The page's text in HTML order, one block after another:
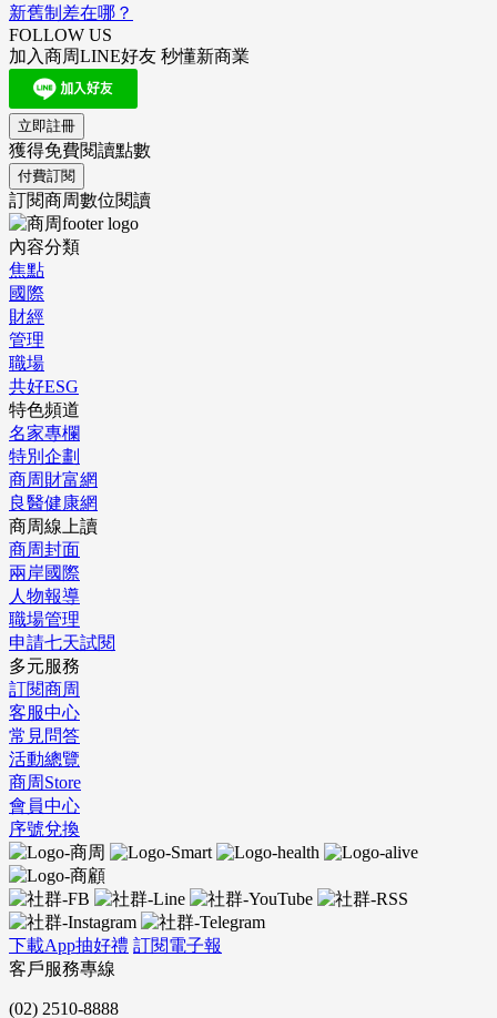
新舊制差在哪？
FOLLOW US
加入商周LINE好友 秒懂新商業
立即註冊
獲得免費閱讀點數
付費訂閱
訂閱商周數位閱讀
內容分類
焦點
國際
財經
管理
職場
共好ESG
特色頻道
名家專欄
特別企劃
商周財富網
良醫健康網
商周線上讀
商周封面
兩岸國際
人物報導
職場管理
申請七天試閱
多元服務
訂閱商周
客服中心
常見問答
活動總覽
商周Store
會員中心
序號兌換
下載App抽好禮 訂閱電子報
客戶服務專線
(02) 2510-8888